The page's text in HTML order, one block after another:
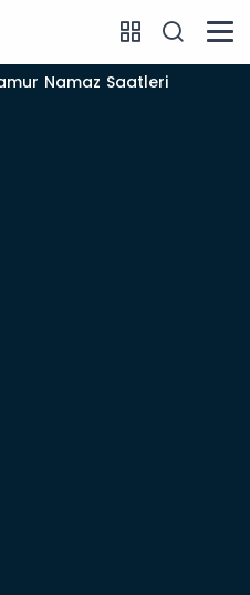
Namaz Saatleri